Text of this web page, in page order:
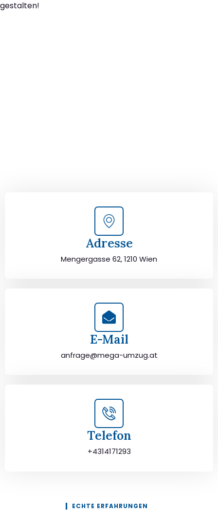
gestalten!
Adresse
Mengergasse 62, 1210 Wien
E-Mail
anfrage@mega-umzug.at
Telefon
+4314171293
ECHTE ERFAHRUNGEN